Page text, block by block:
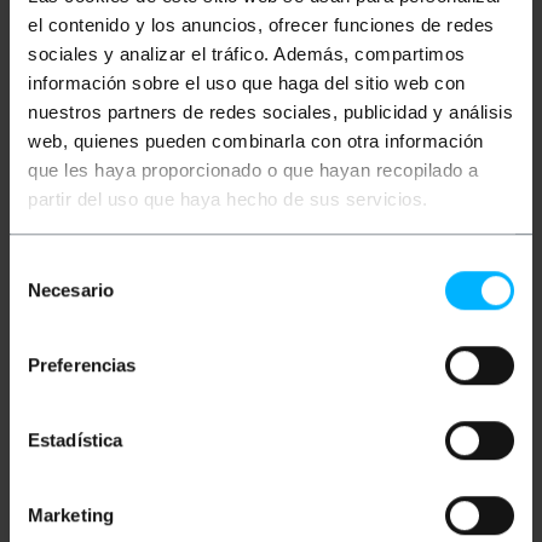
el contenido y los anuncios, ofrecer funciones de redes
sociales y analizar el tráfico. Además, compartimos
información sobre el uso que haga del sitio web con
nuestros partners de redes sociales, publicidad y análisis
web, quienes pueden combinarla con otra información
que les haya proporcionado o que hayan recopilado a
partir del uso que haya hecho de sus servicios.
Necesario
Preferencias
Estadística
Marketing
Este cable facilita la interconexión de dispositivos
con salida de audio analógica hacia sistemas de
reproducción de sonido, amplificadores o equipos
de música. Permite integrar la señal de audio
proveniente de ordenadores y reproductores
portátiles en infraestructuras de sonido profesional
o doméstico. Asegura la continuidad de la señal
estéreo entre diferentes formatos de conexión
habituales en instalaciones multimedia.
Proporciona una conexión de audio estéreo
completa dividiendo la señal en dos canales
Conector principal tipo MiniJack de 3,5 mm
macho compatible con puertos de salida
para entrada directa a equipos de audio y
vídeo
Conectores RCA identificados por colores
para una correcta asignación de los canales